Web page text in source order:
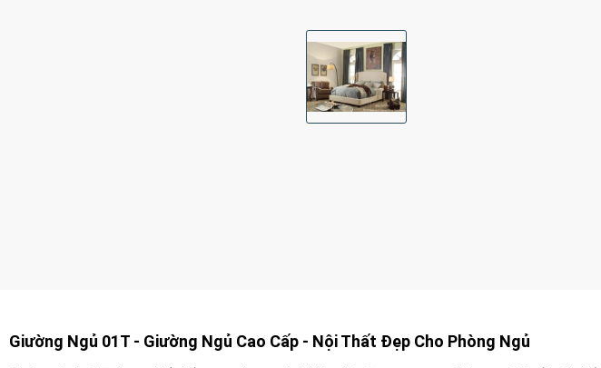
Giường Ngủ 01T - Giường Ngủ Cao Cấp - Nội Thất Đẹp Cho Phòng Ngủ